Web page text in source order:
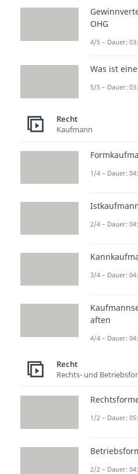
ist der
erfüllt
Als
Seite der
Ergebnis
Beim
daher
gehst du
Schritten
2)
Weiterhin
Tatbestand
a) Vorsatz
gehandelt
Handy
OHG
4/5 – Dauer:
Was ist
5/5 – Dauer:
Recht
Kaufmann
1/4 – Dauer:
2/4 – Dauer:
3/4 – Dauer:
aften
4/4 – Dauer:
Recht
Rechts- und
1/2 – Dauer:
2/2 – Dauer: